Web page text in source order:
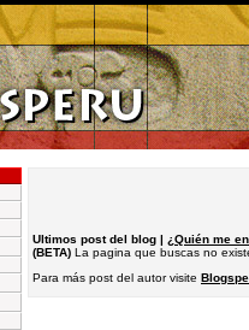
Ultimos post del blog | ¿Quién me
(BETA) La pagina que buscas no
Para más post del autor visite